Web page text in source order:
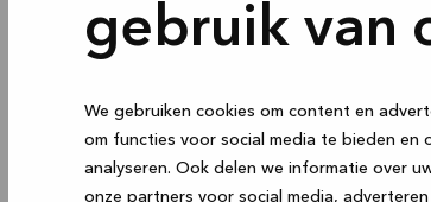
gebruik van
We gebruiken cookies om content en
om functies voor social media te bieden en
analyseren. Ook delen we informatie over
onze partners voor social media,